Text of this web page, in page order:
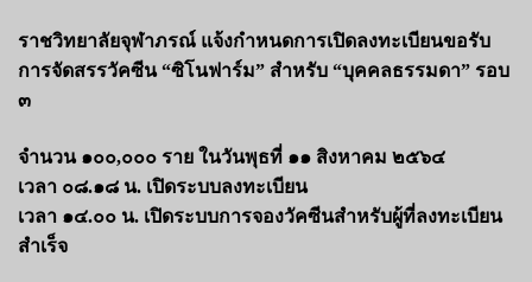
ราชวิทยาลัยจุฬาภรณ์ แจ้งกำหนดการเปิดลงทะเบียนขอรับ
การจัดสรรวัคซีน “ซิโนฟาร์ม” สำหรับ “บุคคลธรรมดา” รอบ
๓
จำนวน ๑๐๐,๐๐๐ ราย ในวันพุธที่ ๑๑ สิงหาคม ๒๕๖๔
เวลา ๐๘.๑๘ น. เปิดระบบลงทะเบียน
เวลา ๑๔.๐๐ น. เปิดระบบการจองวัคซีนสำหรับผู้ที่ลงทะเบียน
สำเร็จ